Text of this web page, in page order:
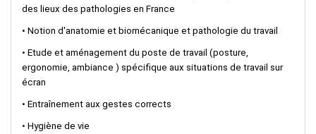
des lieux des pathologies en France
• Notion d'anatomie et biomécanique et pathologie du travail
• Etude et aménagement du poste de travail (posture,
ergonomie, ambiance ) spécifique aux situations de travail sur
écran
• Entraînement aux gestes corrects
• Hygiène de vie